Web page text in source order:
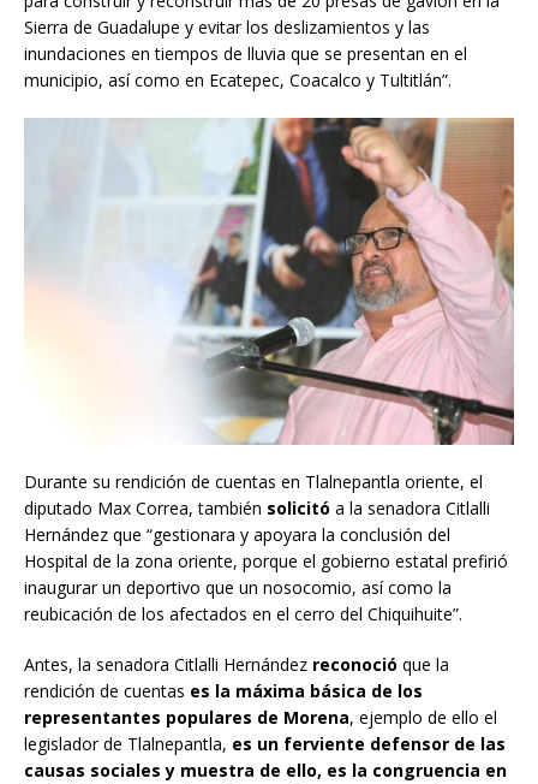
Sierra de Guadalupe y evitar los deslizamientos y las
inundaciones en tiempos de lluvia que se presentan en el
municipio, así como en Ecatepec, Coacalco y Tultitlán”.
Durante su rendición de cuentas en Tlalnepantla oriente, el
diputado Max Correa, también solicitó a la senadora Citlalli
Hernández que “gestionara y apoyara la conclusión del
Hospital de la zona oriente, porque el gobierno estatal prefirió
inaugurar un deportivo que un nosocomio, así como la
reubicación de los afectados en el cerro del Chiquihuite”.
Antes, la senadora Citlalli Hernández reconoció que la
rendición de cuentas es la máxima básica de los
representantes populares de Morena, ejemplo de ello el
legislador de Tlalnepantla, es un ferviente defensor de las
causas sociales y muestra de ello, es la congruencia en